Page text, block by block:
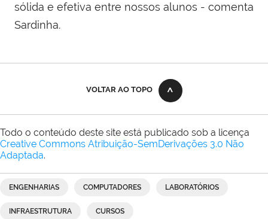
sólida e efetiva entre nossos alunos - comenta
Sardinha.
VOLTAR AO TOPO
Todo o conteúdo deste site está publicado sob a licença
Creative Commons Atribuição-SemDerivações 3.0 Não
Adaptada.
ENGENHARIAS COMPUTADORES LABORATÓRIOS
INFRAESTRUTURA CURSOS